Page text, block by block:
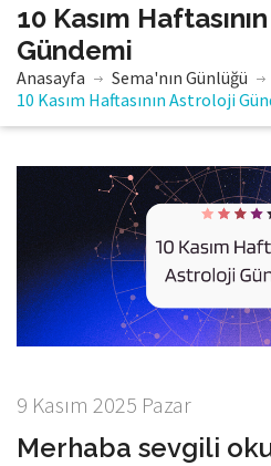
10 Kasım
Gündemi
Anasayfa
Sema'nın Günlüğü
10 Kasım Haftasının Astroloji
9 Kasım 2025 Pazar
Merhaba sevgili